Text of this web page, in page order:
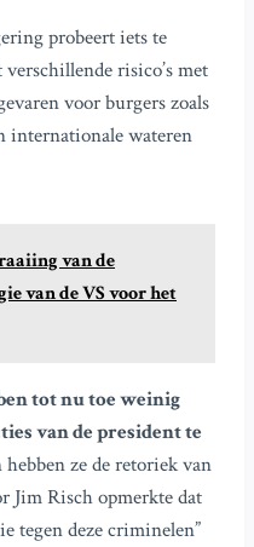
probeert iets te
risico’s met
voor burgers zoals
internationale wateren
van de
van de VS voor het
tot nu toe weinig
van de president te
hebben ze de retoriek van
Jim Risch opmerkte dat
tegen deze criminelen”